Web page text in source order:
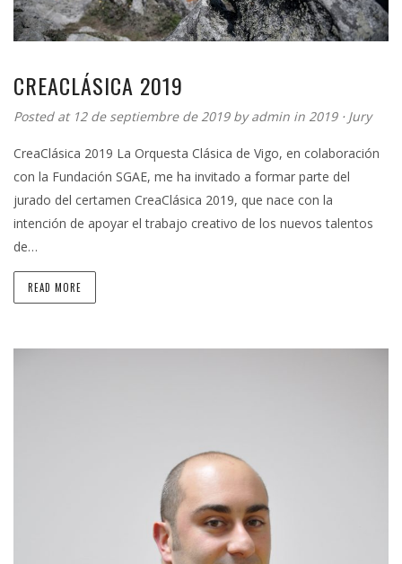
CREACLÁSICA 2019
Posted at 12 de septiembre de 2019 byadmin in 2019⋅ Jury
CreaClásica 2019 La Orquesta Clásica de Vigo, en colaboración
con la Fundación SGAE, me ha invitado a formar parte del
jurado del certamen CreaClásica 2019, que nace con la
intención de apoyar el trabajo creativo de los nuevos talentos
de…
READ MORE